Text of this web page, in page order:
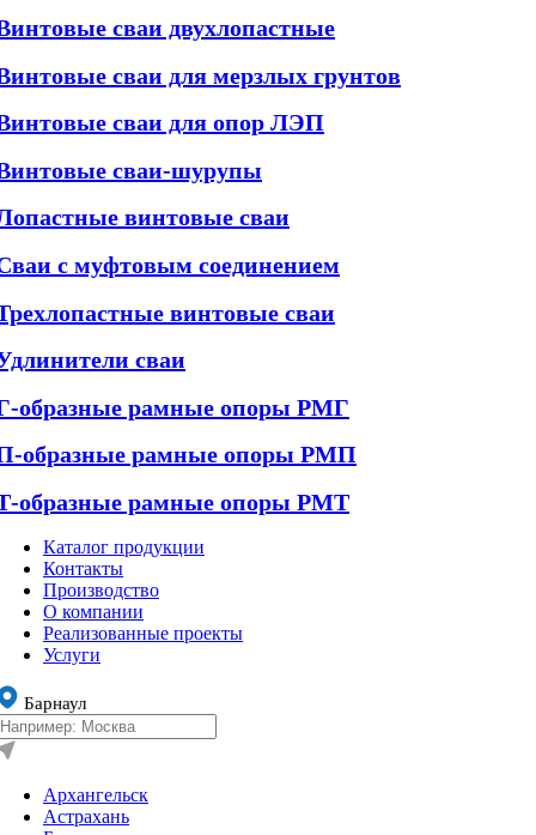
сваи двухлопастные
сваи для мерзлых грунтов
сваи для опор ЛЭП
сваи-шурупы
винтовые сваи
с муфтовым соединением
винтовые сваи
сваи
образные рамные опоры РМГ
образные рамные опоры РМП
образные рамные опоры РМТ
Каталог продукции
Контакты
Производство
О компании
Реализованные проекты
Услуги
Барнаул
Архангельск
Астрахань